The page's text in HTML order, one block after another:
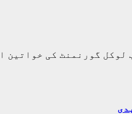
گورنمنٹ کی خواتین